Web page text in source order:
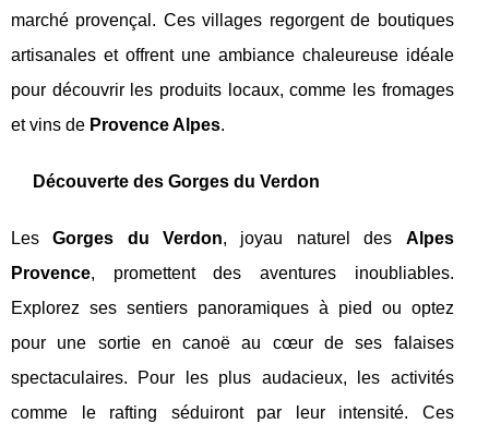
marché provençal. Ces villages regorgent de boutiques
artisanales et offrent une ambiance chaleureuse idéale
pour découvrir les produits locaux, comme les fromages
et vins de Provence Alpes.
Découverte des Gorges du Verdon
LesGorges du Verdon, joyau naturel des Alpes
Provence, promettent des aventures inoubliables.
Explorez ses sentiers panoramiques à pied ou optez
pour une sortie en canoë au cœur de ses falaises
spectaculaires. Pour les plus audacieux, les activités
comme le rafting séduiront par leur intensité. Ces